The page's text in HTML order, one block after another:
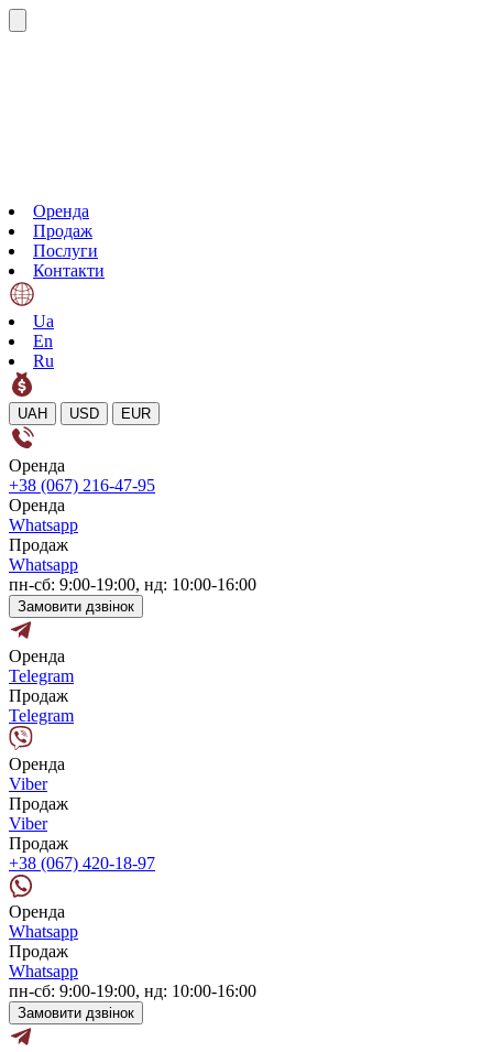
Оренда
Продаж
Послуги
Контакти
Ua
En
Ru
UAH USD EUR
Оренда
+38 (067) 216-47-95
Оренда
Whatsapp
Продаж
Whatsapp
пн-сб: 9:00-19:00, нд: 10:00-16:00
Замовити дзвінок
Оренда
Telegram
Продаж
Telegram
Оренда
Viber
Продаж
Viber
Продаж
+38 (067) 420-18-97
Оренда
Whatsapp
Продаж
Whatsapp
пн-сб: 9:00-19:00, нд: 10:00-16:00
Замовити дзвінок